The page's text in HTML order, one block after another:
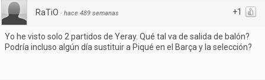
+1
RaTiO · hace 489 semanas
Yo he visto solo 2 partidos de Yeray. Qué tal va de salida de balón?
Podría incluso algún día sustituir a Piqué en el Barça y la selección?